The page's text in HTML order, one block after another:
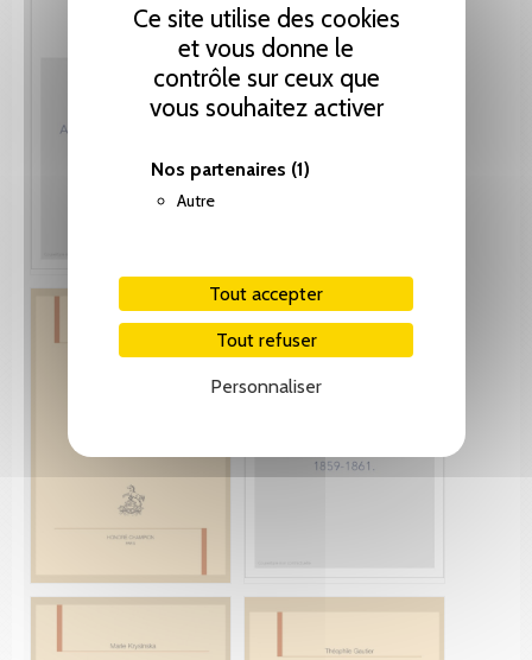
Ce site utilise des cookies
et vous donne le
contrôle sur ceux que
vous souhaitez activer
Nos partenaires (1)
Autre
Tout accepter
Tout refuser
Personnaliser